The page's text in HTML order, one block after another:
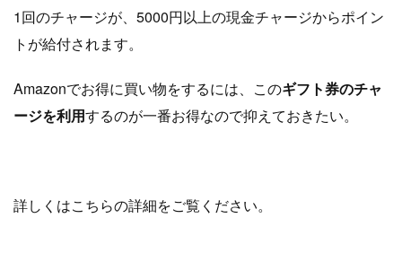
1回のチャージが、5000円以上の現金チャージからポイン
トが給付されます。
Amazonでお得に買い物をするには、このギフト券のチャ
ージを利用するのが一番お得なので抑えておきたい。
詳しくはこちらの詳細をご覧ください。